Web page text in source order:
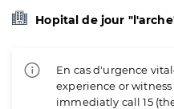
Hopital de jour
En cas d'urgence
experience or
immediatly call 15